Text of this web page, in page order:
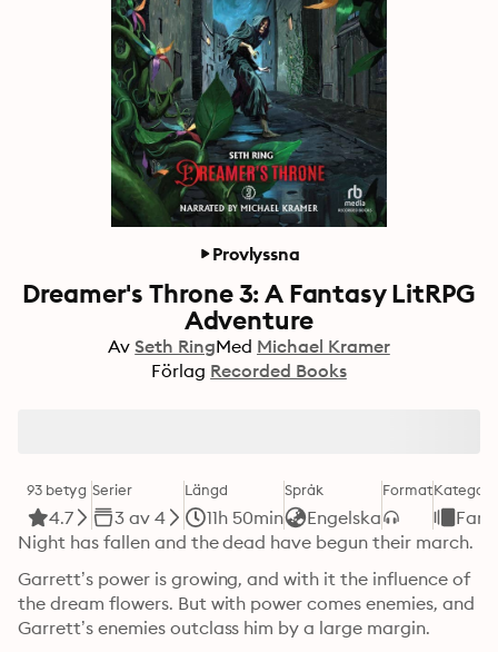
Provlyssna
Dreamer's Throne 3: A Fantasy LitRPG
Adventure
Av Seth RingMed Michael Kramer
Förlag Recorded Books
93 betyg
4.7
Serier
3 av 4
Längd
11h 50min
Språk
Engelska
FormatKategori
Night has fallen and the dead have begun their march.
Garrett’s power is growing, and with it the influence of
the dream flowers. But with power comes enemies, and